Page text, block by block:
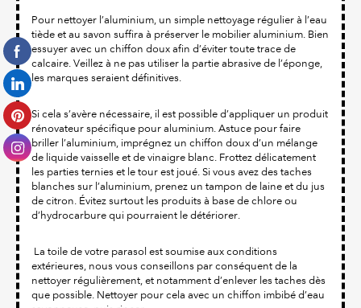
Pour nettoyer l’aluminium, un simple nettoyage régulier à l’eau
tiède et au savon suffira à préserver le mobilier aluminium. Bien
essuyer avec un chiffon doux afin d’éviter toute trace de
calcaire. Veillez à ne pas utiliser la partie abrasive de l’éponge,
les marques seraient définitives.
Si cela s’avère nécessaire, il est possible d’appliquer un produit
rénovateur spécifique pour aluminium. Astuce pour faire
briller l’aluminium, imprégnez un chiffon doux d’un mélange
de liquide vaisselle et de vinaigre blanc. Frottez délicatement
les parties ternies et le tour est joué. Si vous avez des taches
blanches sur l’aluminium, prenez un tampon de laine et du jus
de citron. Évitez surtout les produits à base de chlore ou
d’hydrocarbure qui pourraient le détériorer.
La toile de votre parasol est soumise aux conditions
extérieures, nous vous conseillons par conséquent de la
nettoyer régulièrement, et notamment d’enlever les taches dès
que possible. Nettoyer pour cela avec un chiffon imbibé d’eau